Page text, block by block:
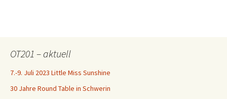
OT201 – aktuell
7.-9. Juli 2023 Little Miss Sunshine
30 Jahre Round Table in Schwerin